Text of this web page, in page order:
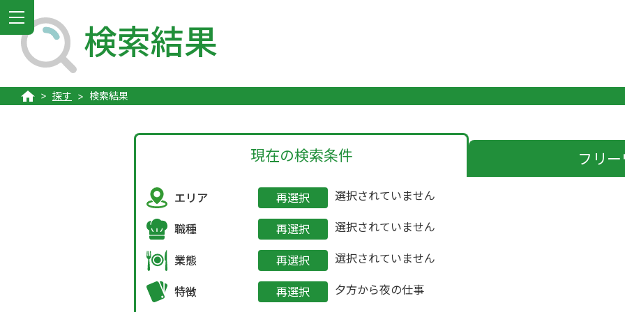
MENU
検索結果
探す 検索結果
現在の検索条件 フリ
エリア 再選択 選択されていません
職種 再選択 選択されていません
業態 再選択 選択されていません
特徴 再選択 夕方から夜の仕事